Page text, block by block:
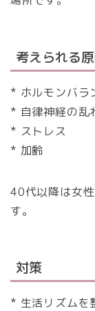
考えられる
* ホルモンバラ
* 自律神経の乱
* ストレス
* 加齢
40代以降は女
す。
対策
* 生活リズムを